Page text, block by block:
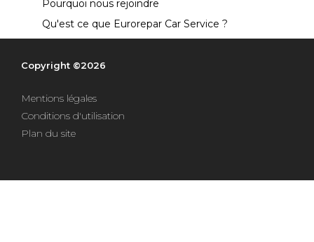
Pourquoi nous rejoindre
Qu'est ce que Eurorepar Car Service ?
Copyright ©2026
Mentions légales
Conditions d'utilisation
Plan du site